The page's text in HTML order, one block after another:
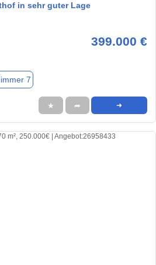
in sehr guter Lage
399.000 €
7
★ ➦ ➜